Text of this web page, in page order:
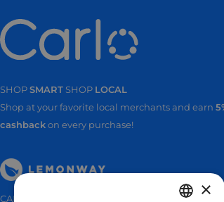
SHOPSMART SHOP LOCAL
Shop at your favorite local merchants and earn
cashbackon every purchase!
CARLO TECHNOLOGIES is registered under
SHOP
×